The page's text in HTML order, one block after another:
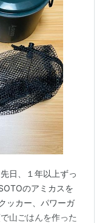
日、１年以上ずっ
のアミカスを
ッカー、パワーガ
山ごはんを作った